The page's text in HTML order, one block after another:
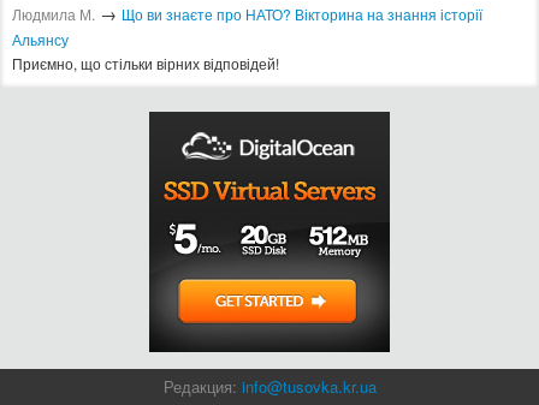
Людмила М. → Що ви знаєте про НАТО? Вікторина на знання історії
Альянсу ​
Приємно, що стільки вірних відповідей!
Редакция: info@tusovka.kr.ua